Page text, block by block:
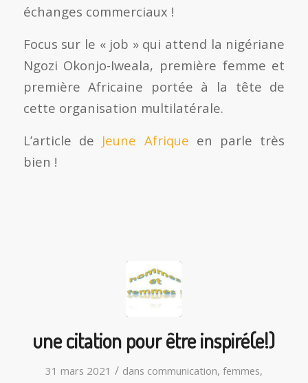
échanges commerciaux !
Focus sur le « job » qui attend la nigériane
Ngozi Okonjo-Iweala, première femme et
première Africaine portée à la tête de
cette organisation multilatérale.
L’article de Jeune Afrique en parle très
bien !
une citation pour être inspiré(e!)
31 mars 2021 / dans communication, femmes,